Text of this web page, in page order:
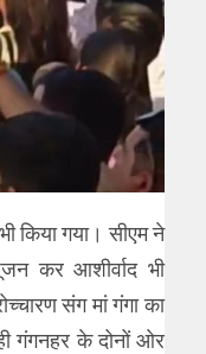
किया गया। सीएम ने
कर आशीर्वाद भी
संग मां गंगा का
गंगनहर के दोनों ओर